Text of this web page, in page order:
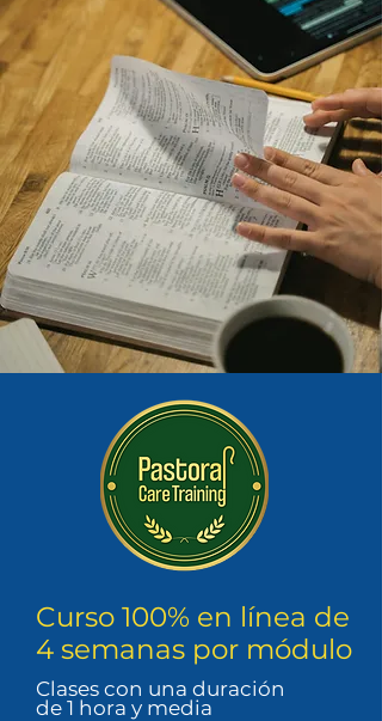
Curso 100% en línea de
4 semanas por módulo
Clases con una duración
de 1 hora y media